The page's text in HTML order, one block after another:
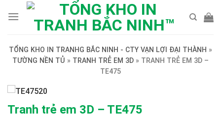
TỔNG KHO IN TRANHG BẮC NINH - CTY VẠN LỢI ĐẠI THÀNH »
TƯỜNG NỀN TỦ » TRANH TRẺ EM 3D » TRANH TRẺ EM 3D –
TE475
Tranh trẻ em 3D – TE475